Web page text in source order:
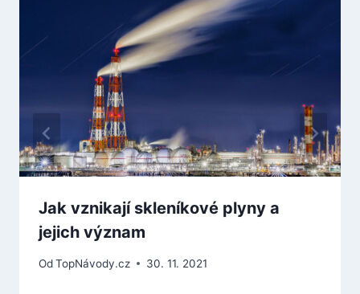
Jak vznikají skleníkové plyny a
jejich význam
OdTopNávody.cz 30. 11. 2021